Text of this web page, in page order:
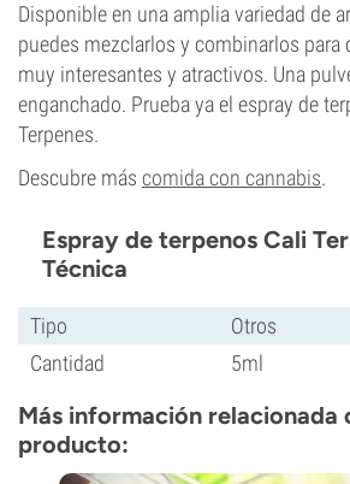
Disponible en una amplia variedad de
puedes mezclarlos y combinarlos para
muy interesantes y atractivos. Una
enganchado. Prueba ya el espray de
Terpenes.
Descubre más comida con cannabis.
Espray de terpenos Cali
Técnica
Tipo
Otros
Cantidad
5ml
Más información relacionada
producto: